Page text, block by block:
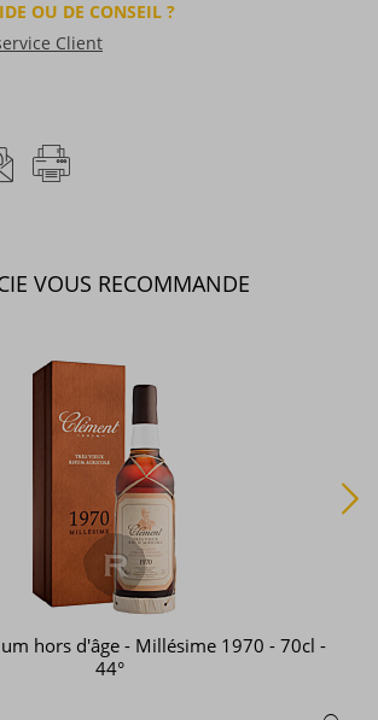
OU DE CONSEIL ?
Client
VOUS RECOMMANDE
hors d'âge - Millésime 1970 - 70cl -
44°